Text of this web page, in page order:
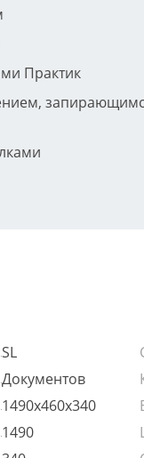
Практик
SL
Документов
1490х460х340
1490